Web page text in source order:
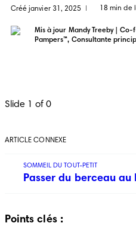
Créé janvier 31, 2025 18 min de
Mis à jour Mandy Treeby |
Pampers™, Consultante
Slide 1 of 0
ARTICLE CONNEXE
SOMMEIL DU TOUT-PETIT
Passer du berceau
Points clés :